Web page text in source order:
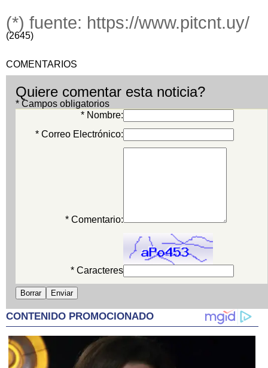
(*) fuente: https://www.pitcnt.uy/
(2645)
COMENTARIOS
Quiere comentar esta noticia?
* Campos obligatorios
* Nombre:
* Correo Electrónico:
* Comentario:
* Caracteres